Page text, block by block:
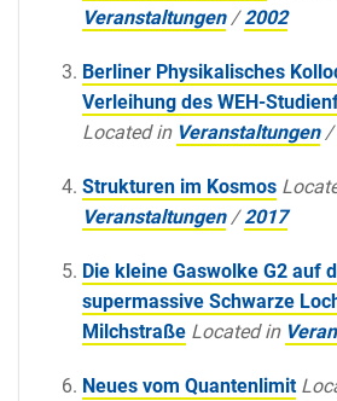
Veranstaltungen /2002
Berliner Physikalisches
Verleihung des WEH-
Located in Veranstaltungen /
Strukturen im Kosmos
Veranstaltungen /2017
Die kleine Gaswolke G2 auf
supermassive Schwarze
Milchstraße Located in
Neues vom Quantenlimit